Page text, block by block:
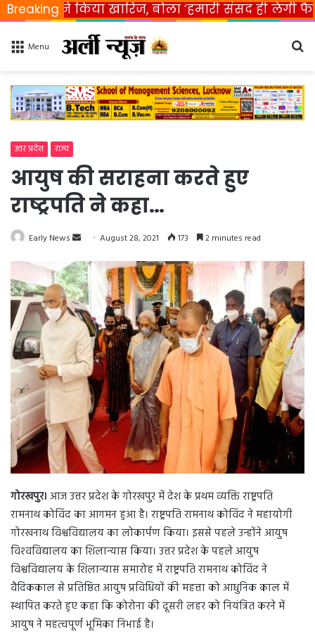
Breaking
ने किया खारिज, बोला ‘हमारी संसद ही लेगी फैसला’
Menu
उत्तर प्रदेश राज्य
आयुष की सराहना करते हुए
राष्ट्रपति ने कहा…
Early News
n
d
a
n
e
m
a
August 28, 2021 173 2 minutes read
गोरखपुर। आज उत्तर प्रदेश के गोरखपुर में देश के प्रथम व्यक्ति राष्ट्रपति
रामनाथ कोविंद का आगमन हुआ है। राष्ट्रपति रामनाथ कोविंद ने महायोगी
गोरखनाथ विश्वविद्यालय का लोकार्पण किया। इससे पहले उन्‍होंने आयुष
विश्‍वविद्यालय का शिलान्‍यास किया। उत्तर प्रदेश के पहले आयुष
विश्वविद्यालय के शिलान्यास समारोह में राष्ट्रपति रामनाथ कोविंद ने
वैदिककाल से प्रतिष्ठित आयुष प्रविधियों की महत्ता को आधुनिक काल में
स्थापित करते हुए कहा कि कोरोना की दूसरी लहर को नियंत्रित करने में
आयुष ने महत्वपूर्ण भूमिका निभाई है।